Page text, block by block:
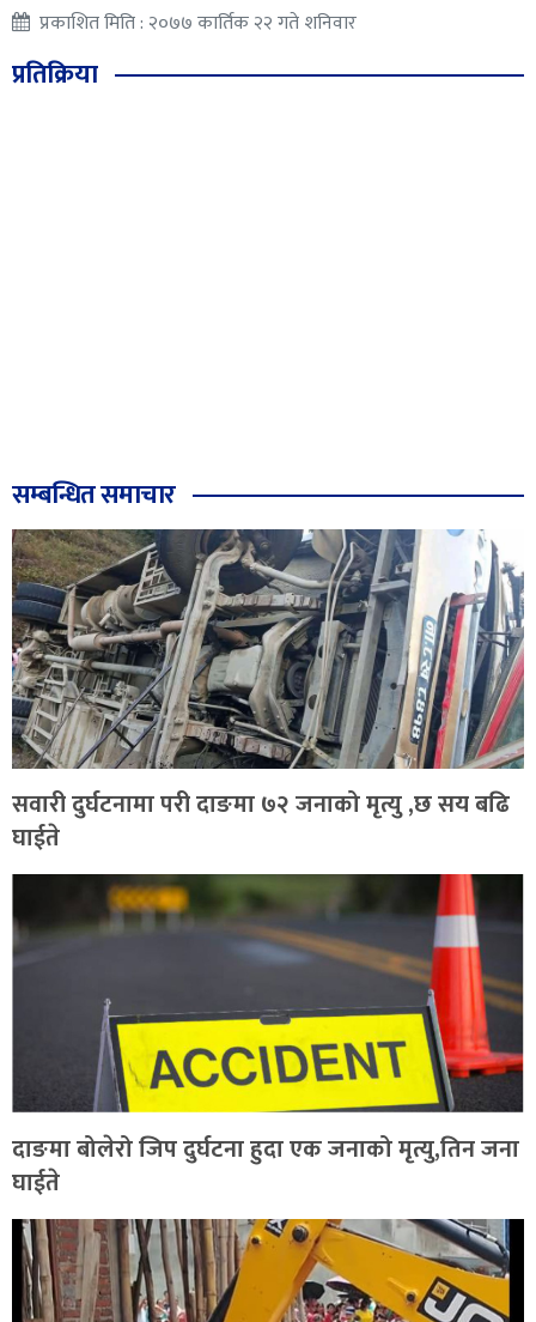
प्रकाशित मिति : २०७७ कार्तिक २२ गते शनिवार
प्रतिक्रिया
सम्बन्धित समाचार
सवारी दुर्घटनामा परी दाङमा ७२ जनाको मृत्यु ,छ सय बढि
घाईते
दाङमा बोलेरो जिप दुर्घटना हुदा एक जनाको मृत्यु,तिन जना
घाईते